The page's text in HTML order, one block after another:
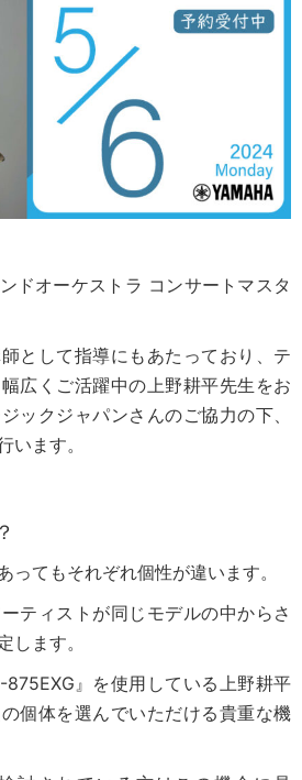
ドオーケストラ コンサートマスタ
として指導にもあたっており、テ
広くご活躍中の上野耕平先生をお
ックジャパンさんのご協力の下、
います。
ってもそれぞれ個性が違います。
ティストが同じモデルの中からさ
します。
』を使用している上野耕平
個体を選んでいただける貴重な機